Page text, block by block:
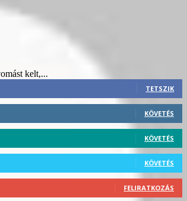
kelt,...
TETSZIK
KÖVETÉS
KÖVETÉS
KÖVETÉS
FELIRATKOZÁS